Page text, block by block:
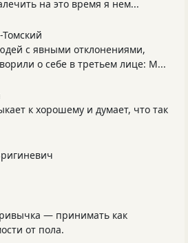
на это время я нем...
с явными отклонениями,
о себе в третьем лице: М...
к хорошему и думает, что так
— принимать как
от пола.